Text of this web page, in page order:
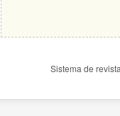
Sistema de